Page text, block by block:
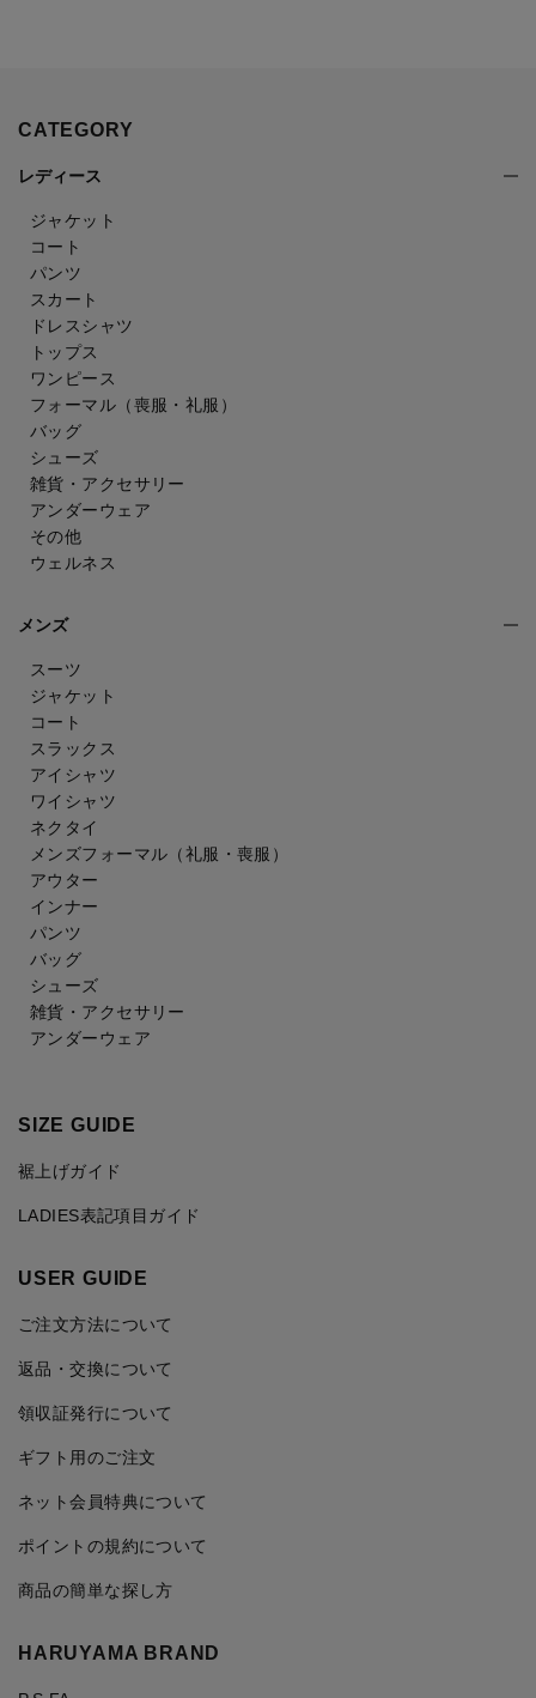
CATEGORY
レディース
ジャケット
コート
パンツ
スカート
ドレスシャツ
トップス
ワンピース
フォーマル（喪服・礼服）
バッグ
シューズ
雑貨・アクセサリー
アンダーウェア
その他
ウェルネス
メンズ
スーツ
ジャケット
コート
スラックス
アイシャツ
ワイシャツ
ネクタイ
メンズフォーマル （礼服・喪服）
アウター
インナー
パンツ
バッグ
シューズ
雑貨・アクセサリー
アンダーウェア
SIZE GUIDE
裾上げガイド
LADIES表記項目ガイド
USER GUIDE
ご注文方法について
返品・交換について
領収証発行について
ギフト用のご注文
ネット会員特典について
ポイントの規約について
商品の簡単な探し方
HARUYAMA BRAND